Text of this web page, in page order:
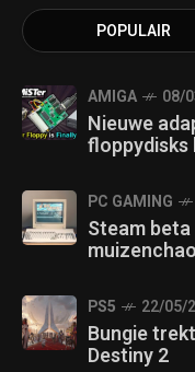
POPULAIR
AMIGA 08/
Nieuwe
floppydisks
PC GAMING
Steam beta
PS5 22/05/
Bungie
Destiny 2